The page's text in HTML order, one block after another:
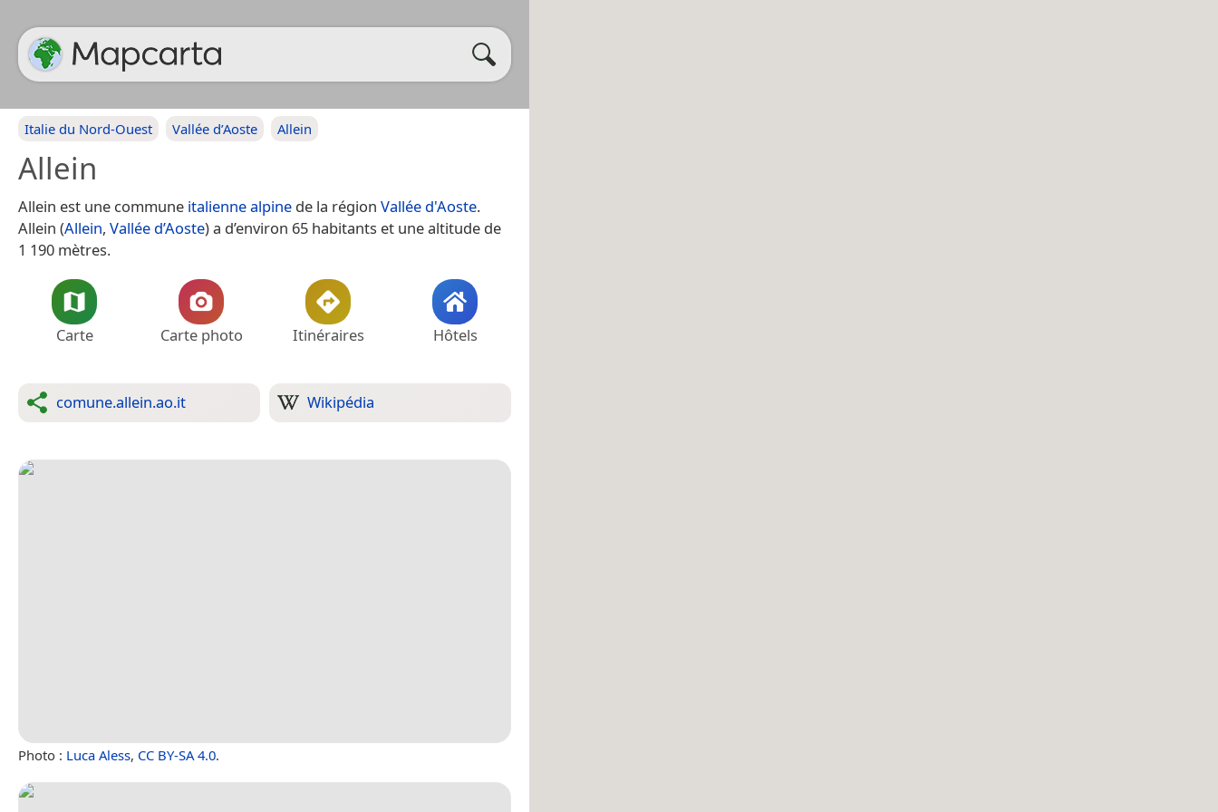
Italie du Nord-Ouest Vallée d’Aoste Allein
Allein
Allein est une commune italiennealpine de la région Vallée d'Aoste.
Allein (Allein, Vallée d’Aoste) a d’environ 65 habitants et une altitude de
1 190 mètres.
Carte Carte photo Itinéraires Hôtels
comune.allein.ao.it Wikipédia
Photo : Luca Aless, CC BY-SA 4.0.